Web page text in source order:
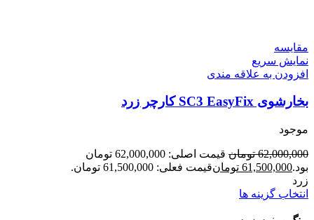
مقايسه
نمایش سریع
افزودن به علاقه مندی
بخارشوی SC3 EasyFix کارچر زرد
موجود
62,000,000 تومان
قیمت اصلی: 62,000,000 تومان
بود.61,500,000 تومانقیمت فعلی: 61,500,000 تومان.
زرد
انتخاب گزینه ها